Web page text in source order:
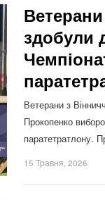
здобули
Ветерани з
Прокопенко
паратетратлону.
15 Травня, 2026